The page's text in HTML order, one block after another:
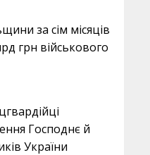
за сім місяців
грн військового
Господнє й
України